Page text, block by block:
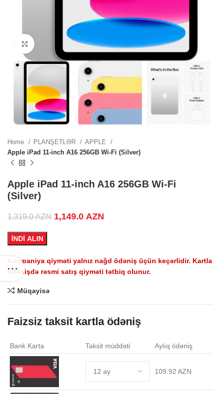
Click to enlarge
Home PLANŞETLƏR
APPLE
Apple iPad 11-inch A16 256GB Wi-Fi (Silver)
Apple iPad 11-inch A16 256GB Wi-Fi
(Silver)
1,319.0AZN Original price was: 1,319.0 AZN.
1,149.0 AZN
İNDİ ALIN
Kampaniya qiyməti yalnız nağd ödəniş üçün keçərlidir. Kartla
ödənişdə rəsmi satış qiyməti tətbiq olunur.
Müqayisə
Faizsiz taksit kartla ödəniş
Bank Karta Taksit müddəti Aylıq ödəniş
109.92 AZN